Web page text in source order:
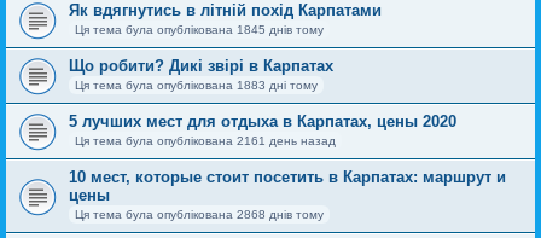
Як вдягнутись в літній похід Карпатами
Ця тема була опублікована 1845 днів тому
Що робити? Дикі звірі в Карпатах
Ця тема була опублікована 1883 дні тому
5 лучших мест для отдыха в Карпатах, цены 2020
Ця тема була опублікована 2161 день назад
10 мест, которые стоит посетить в Карпатах: маршрут и
цены
Ця тема була опублікована 2868 днів тому